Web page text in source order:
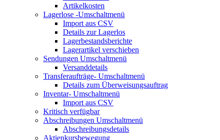
Artikelkosten
Lagerlose -Umschaltmenü
Import aus CSV
Details zur Lagerlos
Lagerbestandsberichte
Lagerartikel verschieben
Sendungen Umschaltmenü
Versanddetails
Transferaufträge- Umschaltmenü
Details zum Überweisungsauftrag
Inventar- Umschaltmenü
Import aus CSV
Kritisch verfügbar
Abschreibungen Umschaltmenü
Abschreibungsdetails
Aktienkursbewegung